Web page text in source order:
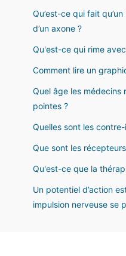
Qu’est-ce qui fait
d’un axone ?
Qu'est-ce qui rime
Comment lire un
Quel âge les médecins
pointes ?
Quelles sont les
Que sont les
Qu'est-ce que la
Un potentiel d’action
impulsion nerveuse se